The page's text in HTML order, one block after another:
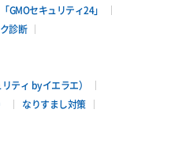
GMOセキュリティ24」
診断
ティ byイエラエ）
なりすまし対策